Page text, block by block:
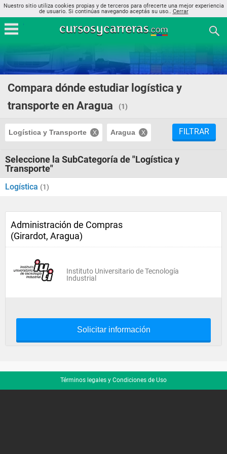
Nuestro sitio utiliza cookies propias y de terceros para ofrecerte una mejor experiencia
de usuario. Si continúas navegando aceptás su uso.. Cerrar
Compara dónde estudiar logística y
transporte en Aragua
(1)
Logística y Transporte Aragua FILTRAR
Seleccione la SubCategoría de "Logística y
Transporte"
Logística (1)
Administración de Compras
(Girardot, Aragua)
Instituto Universitario de Tecnología
Industrial
Solicitar información
Términos legales y Condiciones de Uso